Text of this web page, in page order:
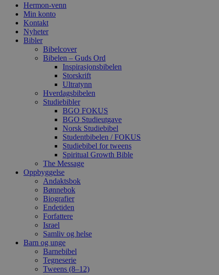
Hermon-venn
Min konto
Kontakt
Nyheter
Bibler
Bibelcover
Bibelen – Guds Ord
Inspirasjonsbibelen
Storskrift
Ultratynn
Hverdagsbibelen
Studiebibler
BGO FOKUS
BGO Studieutgave
Norsk Studiebibel
Studentbibelen / FOKUS
Studiebibel for tweens
Spiritual Growth Bible
The Message
Oppbyggelse
Andaktsbok
Bønnebok
Biografier
Endetiden
Forfattere
Israel
Samliv og helse
Barn og unge
Barnebibel
Tegneserie
Tweens (8–12)